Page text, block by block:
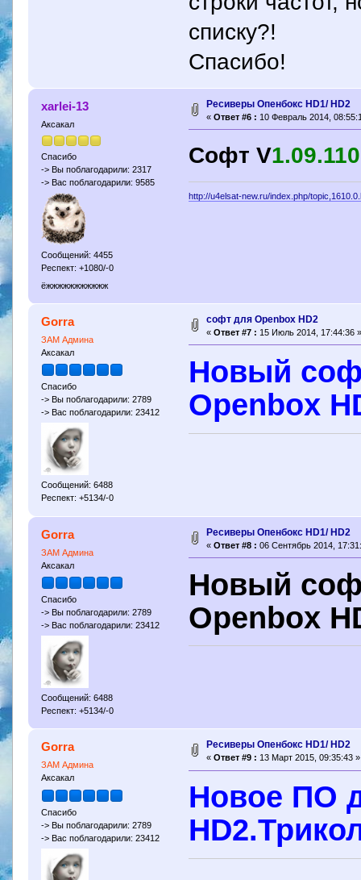
списку?!
Спасибо!
xarlei-13
Аксакал
Спасибо
-> Вы поблагодарили: 2317
-> Вас поблагодарили: 9585
Сообщений: 4455
Респект: +1080/-0
ёжжжжжжжжжжж
Ресиверы Опенбокс HD1/ HD2
« Ответ #6 : 10 Февраль 2014,
Cофт V
http://u4elsat-new.ru/index.php/
Gorra
ЗАМ Админа
Аксакал
Спасибо
-> Вы поблагодарили: 2789
-> Вас поблагодарили: 23412
Сообщений: 6488
Респект: +5134/-0
софт для Openbox HD2
« Ответ #7 : 15 Июль 2014, 17:44:36 »
Новый
Openbox
Gorra
ЗАМ Админа
Аксакал
Спасибо
-> Вы поблагодарили: 2789
-> Вас поблагодарили: 23412
Сообщений: 6488
Респект: +5134/-0
Ресиверы Опенбокс HD1/ HD2
« Ответ #8 : 06 Сентябрь 2014,
Новый
Openbox
Gorra
ЗАМ Админа
Аксакал
Спасибо
-> Вы поблагодарили: 2789
-> Вас поблагодарили: 23412
Ресиверы Опенбокс HD1/ HD2
« Ответ #9 : 13 Март 2015, 09:35:43 »
Новое ПО